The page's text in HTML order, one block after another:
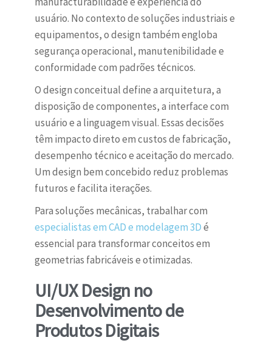
usuário. No contexto de soluções industriais e
equipamentos, o design também engloba
segurança operacional, manutenibilidade e
conformidade com padrões técnicos.
O design conceitual define a arquitetura, a
disposição de componentes, a interface com
usuário e a linguagem visual. Essas decisões
têm impacto direto em custos de fabricação,
desempenho técnico e aceitação do mercado.
Um design bem concebido reduz problemas
futuros e facilita iterações.
Para soluções mecânicas, trabalhar com
especialistas em CAD e modelagem 3Dé
essencial para transformar conceitos em
geometrias fabricáveis e otimizadas.
UI/UX Design no
Desenvolvimento de
Produtos Digitais